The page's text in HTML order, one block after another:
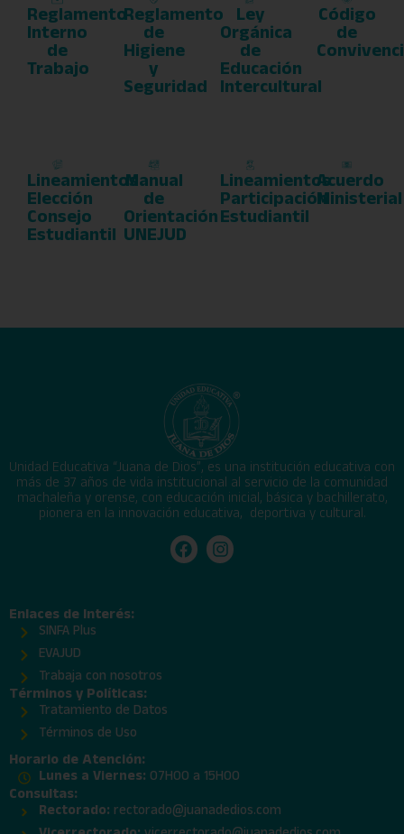
Reglamento
Interno
de
Trabajo
Reglamento
de
Higiene
y
Seguridad
Ley
Orgánica
de
Educación
Intercultural
Código
de
Lineamientos
Elección
Consejo
Estudiantil
Manual
de
Orientación
UNEJUD
Lineamientos
Participación
Estudiantil
Acuerdo
Ministerial
Unidad Educativa “Juana de Dios”, es una institución educativa con
más de 37 años de vida institucional al servicio de la comunidad
machaleña y orense, con educación inicial, básica y bachillerato,
pionera en la innovación educativa, deportiva y cultural.
Enlaces de Interés:
SINFA Plus
EVAJUD
Trabaja con nosotros
Términos y Políticas:
Tratamiento de Datos
Términos de Uso
Horario de Atención:
Lunes a Viernes: 07H00 a 15H00
Consultas:
Rectorado: rectorado@juanadedios.com